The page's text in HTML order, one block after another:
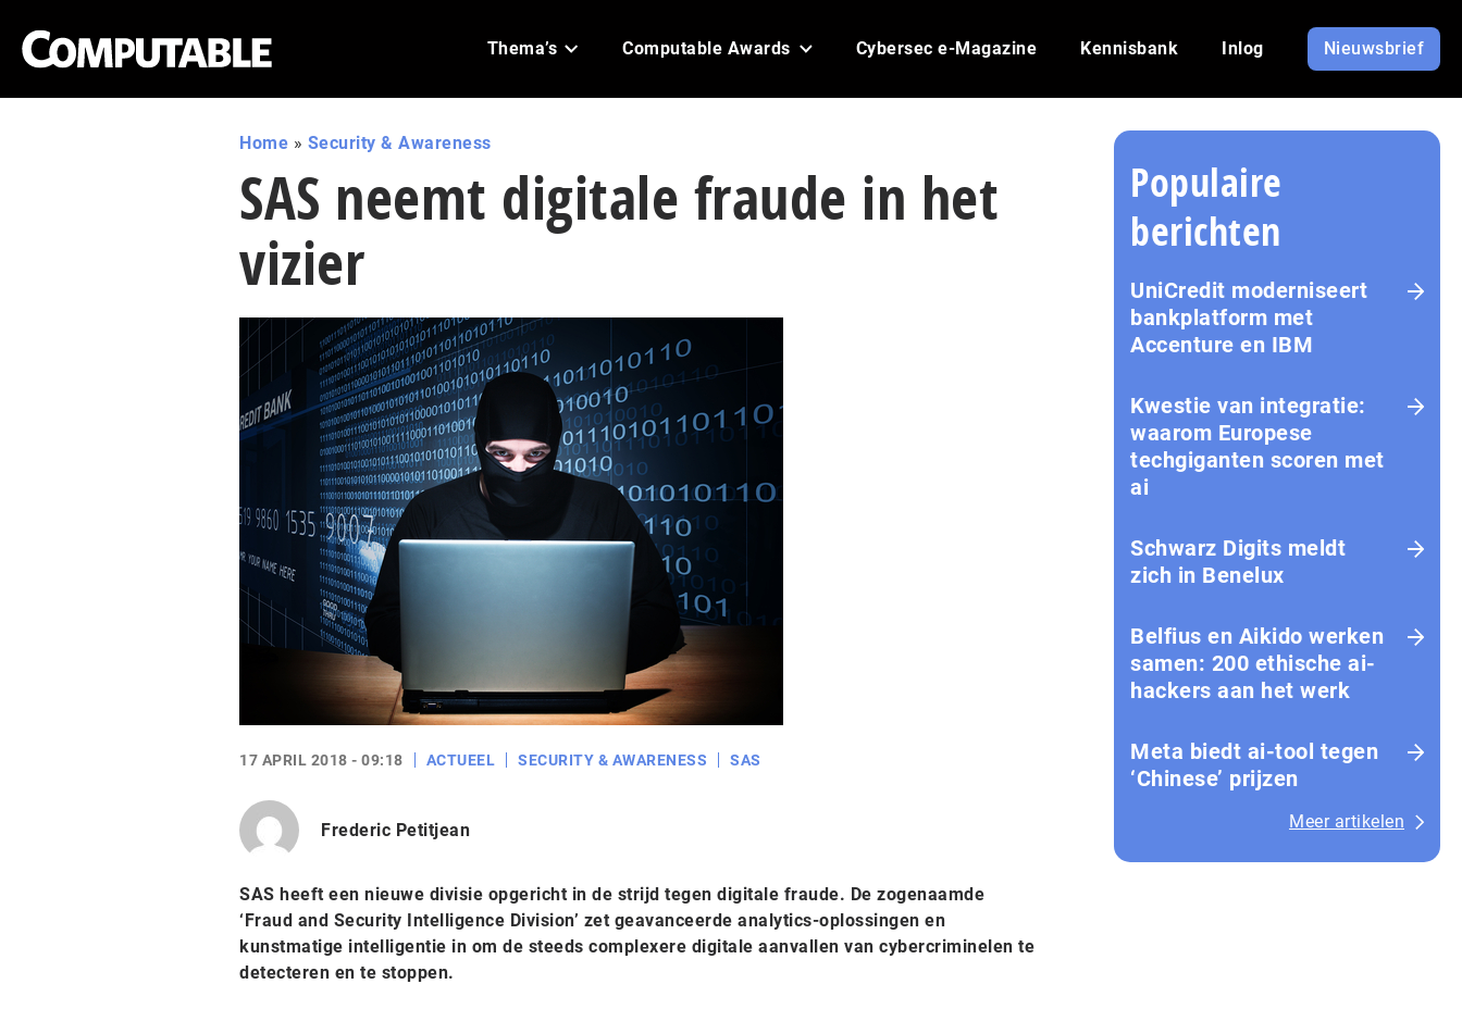
Thema’s Computable Awards Cybersec e-Magazine Kennisbank Inlog Nieuwsbrief
Home » Security & Awareness
SAS neemt digitale fraude in het
vizier
17 APRIL 2018 - 09:18 ACTUEEL SECURITY & AWARENESS SAS
Frederic Petitjean
SAS heeft een nieuwe divisie opgericht in de strijd tegen digitale fraude. De zogenaamde
‘Fraud and Security Intelligence Division’ zet geavanceerde analytics-oplossingen en
kunstmatige intelligentie in om de steeds complexere digitale aanvallen van cybercriminelen te
detecteren en te stoppen.
Populaire
berichten
UniCredit moderniseert
bankplatform met
Accenture en IBM
Kwestie van integratie:
waarom Europese
techgiganten scoren met
ai
Schwarz Digits meldt
zich in Benelux
Belfius en Aikido werken
samen: 200 ethische ai-
hackers aan het werk
Meta biedt ai-tool tegen
‘Chinese’ prijzen
Meer artikelen